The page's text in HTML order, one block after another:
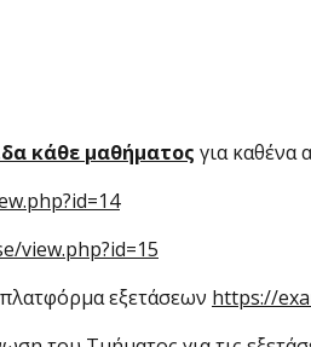
κάθε μαθήματος για καθένα
view.php?id=15
εξετάσεων https://